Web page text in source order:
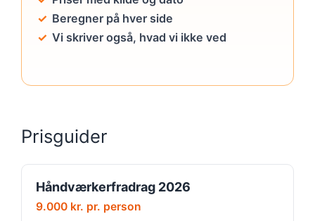
Beregner på hver side
Vi skriver også, hvad vi ikke ved
Prisguider
Håndværkerfradrag 2026
9.000 kr. pr. person